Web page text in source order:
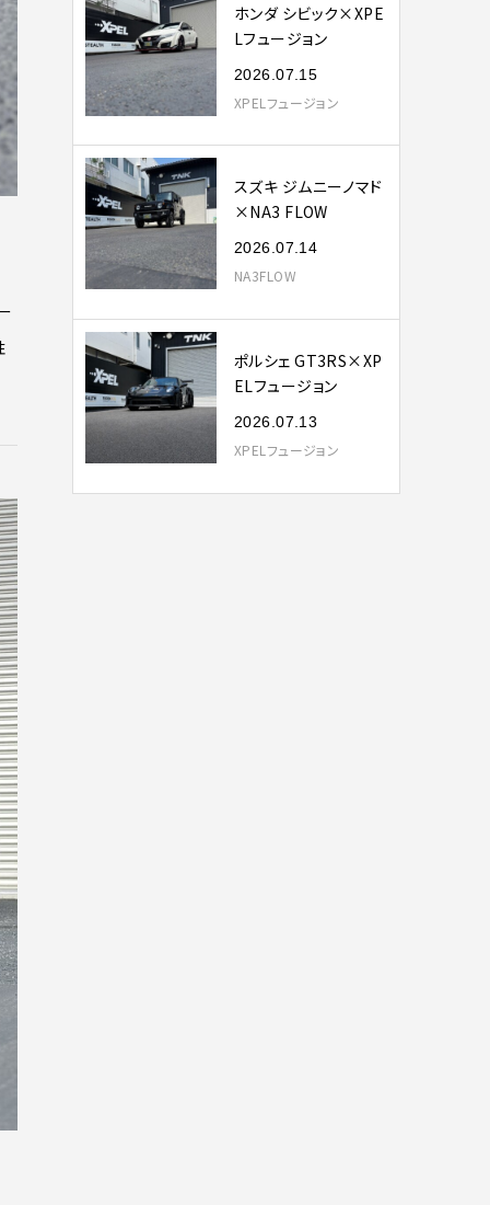
ホンダ シビック×XPE
Lフュージョン
2026.07.15
XPELフュージョン
スズキ ジムニーノマド
×NA3 FLOW
2026.07.14
NA3FLOW
ポルシェ GT3RS×XP
ELフュージョン
2026.07.13
XPELフュージョン